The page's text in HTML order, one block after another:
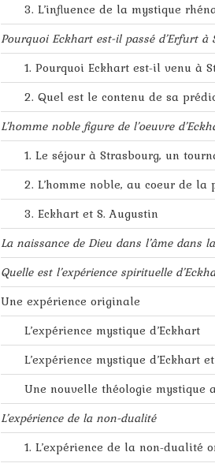
3. L’influence de la mystique
Pourquoi Eckhart est-il passé d’Erfurt à
1. Pourquoi Eckhart est-il venu à
2. Quel est le contenu de sa
L’homme noble figure de l’oeuvre
1. Le séjour à Strasbourg, un
2. L’homme noble, au coeur de
3. Eckhart et S. Augustin
La naissance de Dieu dans l’âme dans
Quelle est l’expérience spirituelle
Une expérience originale
L’expérience mystique d’Eckhart
L’expérience mystique d’Eckhart
Une nouvelle théologie mystique
L’expérience de la non-dualité
1. L’expérience de la non-dualité